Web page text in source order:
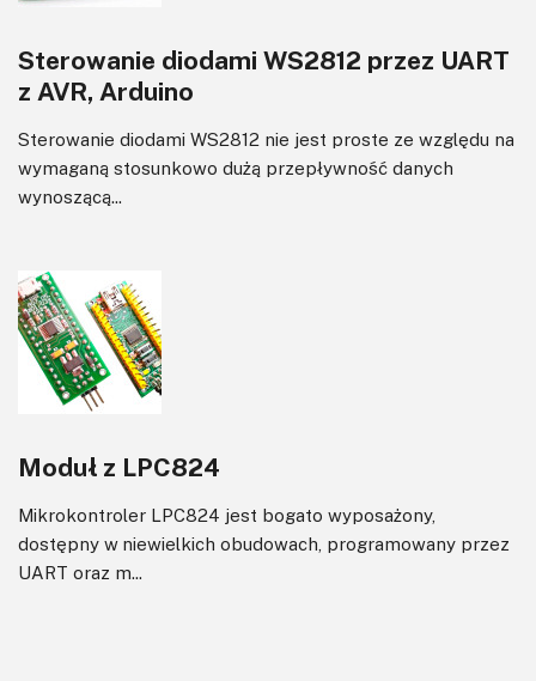
Sterowanie diodami WS2812 przez UART
z AVR, Arduino
Sterowanie diodami WS2812 nie jest proste ze względu na
wymaganą stosunkowo dużą przepływność danych
wynoszącą...
Moduł z LPC824
Mikrokontroler LPC824 jest bogato wyposażony,
dostępny w niewielkich obudowach, programowany przez
UART oraz m...